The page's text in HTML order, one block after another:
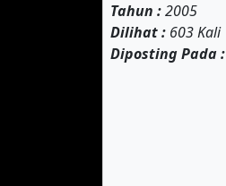
Tahun :2005
Dilihat : 603 Kali
Diposting Pada :